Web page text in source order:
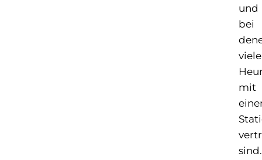
und
bei
viele
mit
sind.